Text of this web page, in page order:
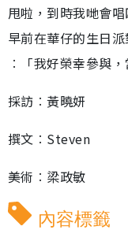
甩啦，到時我哋會
早前在華仔的生日
︰「我好榮幸參與
採訪︰黃曉妍
撰文︰Steven
美術︰梁政敏
內容標籤